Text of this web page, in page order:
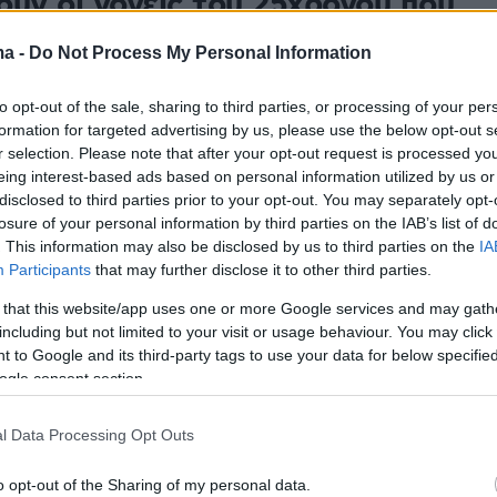
- Do Not Process My Personal Information
opt-out of the sale, sharing to third parties, or processing of your
for targeted advertising by us, please use the below opt-out
selection. Please note that after your opt-out request is processed
interest-based ads based on personal information utilized by us
to third parties prior to your opt-out. You may separately
of your personal information by third parties on the IAB’s list of
This information may also be disclosed by us to third parties on the
Participants that may further disclose it to other third parties.
that this website/app uses one or more Google services and may
but not limited to your visit or usage behaviour. You may
to Google and its third-party tags to use your data for below
consent section.
Data Processing Opt Outs
opt-out of the Sharing of my personal data.
έκλεισε το σπίτι μας», λέει ο πατέρας του
της τραγωδίας του ΠΑΟΚ,
για τα «αετόπουλα» που
στο τροχαίο της
από την Πολίχνη, ο Βάχος από την
έχασαν τη ζωή τους
317